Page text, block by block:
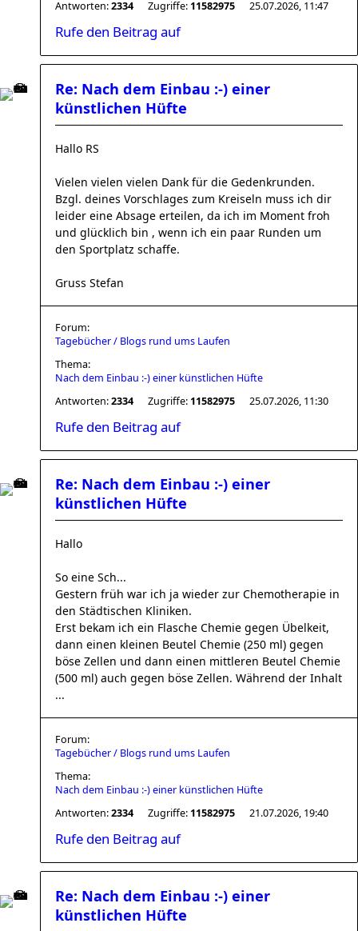
Antworten:2334 Zugriffe: 11582975 25.07.2026, 11:47
Rufe den Beitrag auf
Re: Nach dem Einbau :-) einer
künstlichen Hüfte
Hallo RS
Vielen vielen vielen Dank für die Gedenkrunden.
Bzgl. deines Vorschlages zum Kreiseln muss ich dir
leider eine Absage erteilen, da ich im Moment froh
und glücklich bin , wenn ich ein paar Runden um
den Sportplatz schaffe.
Gruss Stefan
Forum:
Tagebücher / Blogs rund ums Laufen
Thema:
Nach dem Einbau :-) einer künstlichen Hüfte
Antworten:2334 Zugriffe: 11582975 25.07.2026, 11:30
Rufe den Beitrag auf
Re: Nach dem Einbau :-) einer
künstlichen Hüfte
Hallo
So eine Sch...
Gestern früh war ich ja wieder zur Chemotherapie in
den Städtischen Kliniken.
Erst bekam ich ein Flasche Chemie gegen Übelkeit,
dann einen kleinen Beutel Chemie (250 ml) gegen
böse Zellen und dann einen mittleren Beutel Chemie
(500 ml) auch gegen böse Zellen. Während der Inhalt
...
Forum:
Tagebücher / Blogs rund ums Laufen
Thema:
Nach dem Einbau :-) einer künstlichen Hüfte
Antworten:2334 Zugriffe: 11582975 21.07.2026, 19:40
Rufe den Beitrag auf
Re: Nach dem Einbau :-) einer
künstlichen Hüfte